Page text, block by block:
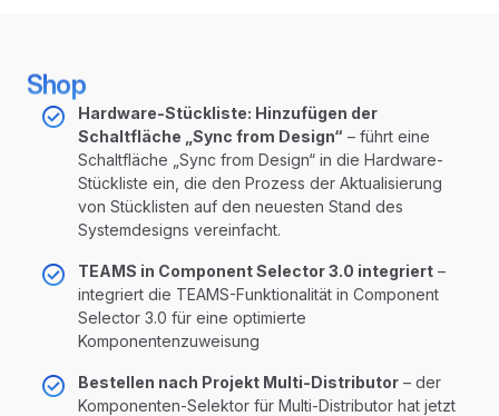
Shop
Hardware-Stückliste: Hinzufügen der
Schaltfläche „Sync from Design“ – führt eine
Schaltfläche „Sync from Design“ in die Hardware-
Stückliste ein, die den Prozess der Aktualisierung
von Stücklisten auf den neuesten Stand des
Systemdesigns vereinfacht.
TEAMS in Component Selector 3.0 integriert –
integriert die TEAMS-Funktionalität in Component
Selector 3.0 für eine optimierte
Komponentenzuweisung
Bestellen nach Projekt Multi-Distributor – der
Komponenten-Selektor für Multi-Distributor hat jetzt